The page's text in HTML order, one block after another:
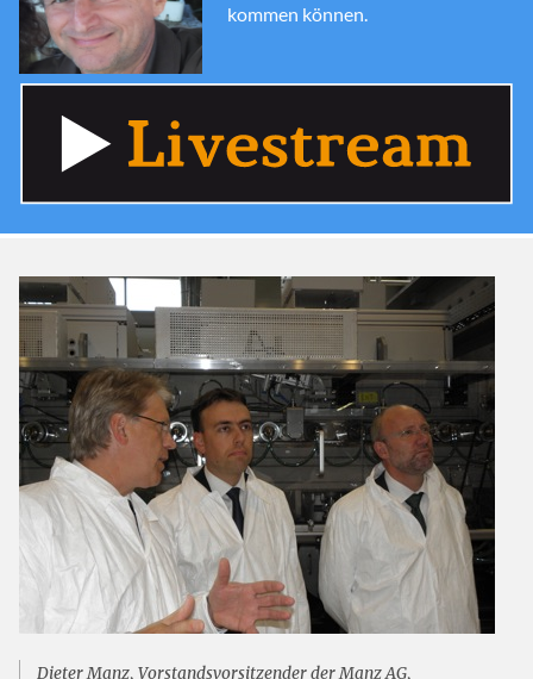
kommen können.
Dieter Manz, Vorstandsvorsitzender der Manz AG,